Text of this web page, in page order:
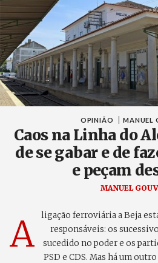
OPINIÃO MANUEL
Caos na Linha do
de se gabar e de
e peçam
MANUEL
A
ligação ferroviária a Beja
responsáveis: os
sucedido no poder e os
PSD e CDS. Mas há um